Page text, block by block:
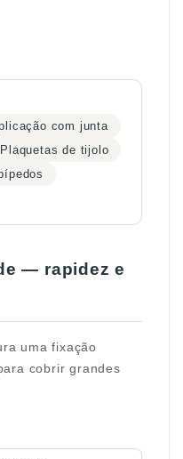
com junta
Plaquetas de tijolo
— rapidez e
uma fixação
cobrir grandes